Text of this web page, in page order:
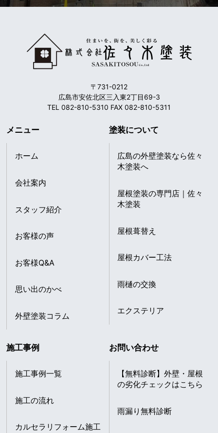
〒731-0212
広島市安佐北区三入東2丁目69-3
TEL 082-810-5310 FAX 082-810-5311
メニュー
ホーム
会社案内
スタッフ紹介
お客様の声
お客様Q&A
思い出のかべ
外壁塗装コラム
塗装について
広島の外壁塗装なら佐々
木塗装へ
屋根塗装の専門店｜佐々
木塗装
屋根葺替え
屋根カバー工法
雨樋の交換
エクステリア
施工事例
施工事例一覧
施工の流れ
カルセラリフォーム施工
お問い合わせ
【無料診断】外壁・屋根
の劣化チェックはこちら
雨漏り無料診断